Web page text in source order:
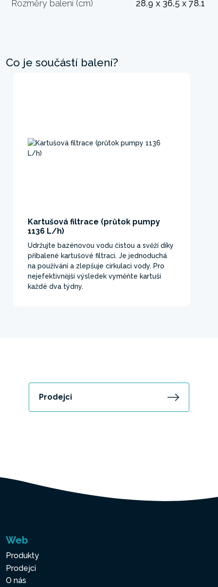
Rozměry balení (cm) 28.9 x 36.5 x 78.1
Co je součástí balení?
Kartušová filtrace (průtok pumpy
1136 L/h)
Udržujte bazénovou vodu čistou a svěží díky
přibalené kartušové filtraci. Je jednoduchá
na používání a zlepšuje cirkulaci vody. Pro
nejefektivnější výsledek vyměňte kartuši
každé dva týdny.
Prodejci
Web
Produkty
Prodejci
O nás